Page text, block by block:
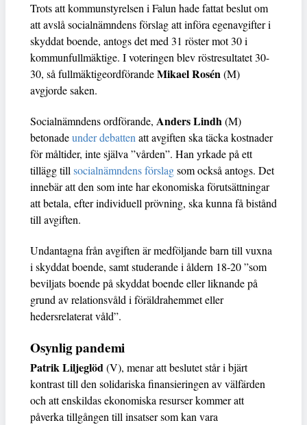
Trots att kommunstyrelsen i Falun hade fattat beslut om
att avslå socialnämndens förslag att införa egenavgifter i
skyddat boende, antogs det med 31 röster mot 30 i
kommunfullmäktige. I voteringen blev röstresultatet 30-
30, så fullmäktigeordförandeMikael Rosén(M)
avgjorde saken.
Socialnämndens ordförande, Anders Lindh(M)
betonadeunder debattenatt avgiften ska täcka kostnader
för måltider, inte själva ”vården”. Han yrkade på ett
tillägg tillsocialnämndens förslagsom också antogs. Det
innebär att den som inte har ekonomiska förutsättningar
att betala, efter individuell prövning, ska kunna få bistånd
till avgiften.
Undantagna från avgiften är medföljande barn till vuxna
i skyddat boende, samt studerande i åldern 18-20 ”som
beviljats boende på skyddat boende eller liknande på
grund av relationsvåld i föräldrahemmet eller
hedersrelaterat våld”.
Osynlig pandemi
Patrik Liljeglöd(V), menar att beslutet står i bjärt
kontrast till den solidariska finansieringen av välfärden
och att enskildas ekonomiska resurser kommer att
påverka tillgången till insatser som kan vara